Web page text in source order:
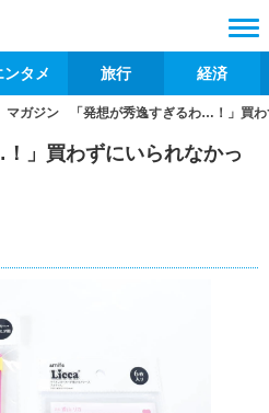
ンタメ 旅行 経済
マガジン 「発想が秀逸すぎるわ…！」買
」買わずにいられなかっ